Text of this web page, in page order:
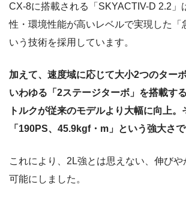
CX-8に搭載される「SKYACTIV-D 2.2」
性・環境性能が高いレベルで実現した「
いう技術を採用しています。
加えて、速度域に応じて大小2つのター
いわゆる「2ステージターボ」を搭載す
トルクが従来のモデルより大幅に向上。
「190PS、45.9kgf・m」という強大さで
これにより、2L強とは思えない、伸び
可能にしました。